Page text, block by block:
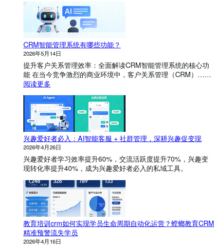
CRM智能管理系统有哪些功能？
2026年5月14日
提升客户关系管理效率：全面解读CRM智能管理系统的核心功
能 在当今竞争激烈的商业环境中，客户关系管理（CRM）……
阅读更多
R
M
智
能
管
理
系
统
哪
些
功
能
？
兴趣爱好者必入：AI智能客服 + 社群管理，深耕兴趣促变现
2026年4月26日
兴趣爱好者学习效率提升60%，交流活跃度提升70%，兴趣变
现转化率提升40%，成为兴趣爱好者必入的私域工具。
教育培训crm如何实现学员生命周期自动化运营？螳螂教育CRM
精准预警流失学员
2026年4月16日